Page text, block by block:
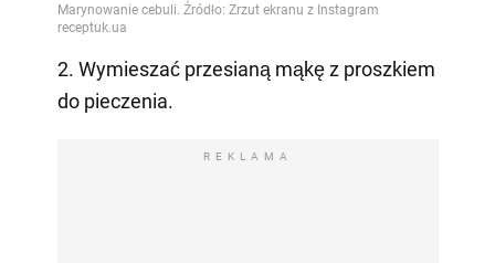
2. Wymieszać przesianą mąkę z proszkiem
do pieczenia.
REKLAMA